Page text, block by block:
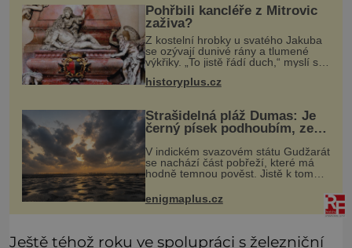
Pohřbili kancléře z Mitrovic
zaživa?
Z kostelní hrobky u svatého Jakuba
se ozývají dunivé rány a tlumené
výkřiky. „To jistě řádí duch,“ myslí si
pověrčiví lidé. Ani za dvě kopy grošů
by se nikdo neodvážil podzemní
historyplus.cz
Strašidelná pláž Dumas: Je
černý písek podhoubím, ze
V indickém svazovém státu Gudžarát
se nachází část pobřeží, které má
hodně temnou pověst. Jistě k tomu
přispívá i černý písek této pláže.
Proč má pláž takové netypické
zbarvení? Nakolik jsou pravdivé
enigmaplus.cz
Ještě téhož roku ve spolupráci s železniční